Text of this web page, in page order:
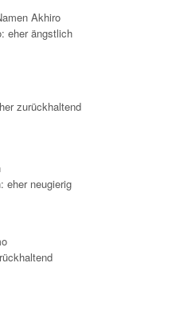
Akhiro
eher ängstlich
zurückhaltend
eher neugierig